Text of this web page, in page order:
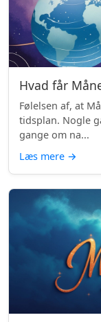
Hvad får
Følelsen af, at
tidsplan. Nogle
gange om na...
Læs mere →